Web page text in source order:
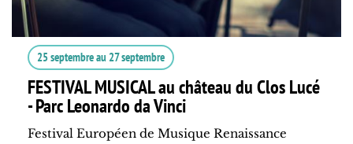
25 septembreau 27 septembre
FESTIVAL MUSICAL au château du Clos Lucé
- Parc Leonardo da Vinci
Festival Européen de Musique Renaissance